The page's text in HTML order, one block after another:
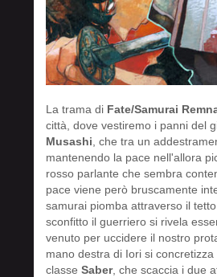
La trama di Fate/Samurai
città, dove vestiremo i panni del
Musashi , che tra un
mantenendo la pace nell'allora
rosso parlante che sembra
pace viene però bruscamente
samurai piomba attraverso il
sconfitto il guerriero si rivela
venuto per uccidere il nostro
mano destra di Iori si
classe Saber, che scaccia i due